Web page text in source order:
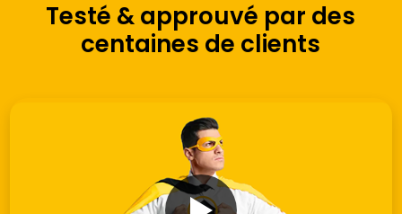
Testé & approuvé par des
centaines de clients